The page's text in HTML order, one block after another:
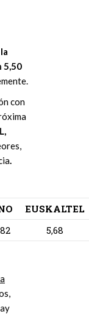
5,50
con
.
EUSKALTEL
5,68